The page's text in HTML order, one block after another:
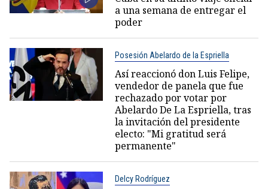
a una semana de entregar el
poder
Posesión Abelardo de la Espriella
Así reaccionó don Luis Felipe,
vendedor de panela que fue
rechazado por votar por
Abelardo De La Espriella, tras
la invitación del presidente
electo: "Mi gratitud será
permanente"
Delcy Rodríguez